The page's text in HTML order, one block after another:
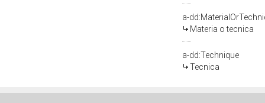
a-
Materia o tecnica
a-dd:Technique
Tecnica